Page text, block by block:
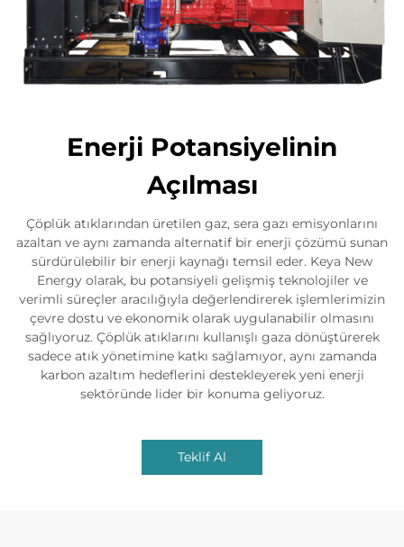
Enerji Potansiyelinin
Açılması
Çöplük atıklarından üretilen gaz, sera gazı emisyonlarını
azaltan ve aynı zamanda alternatif bir enerji çözümü sunan
sürdürülebilir bir enerji kaynağı temsil eder. Keya New
Energy olarak, bu potansiyeli gelişmiş teknolojiler ve
verimli süreçler aracılığıyla değerlendirerek işlemlerimizin
çevre dostu ve ekonomik olarak uygulanabilir olmasını
sağlıyoruz. Çöplük atıklarını kullanışlı gaza dönüştürerek
sadece atık yönetimine katkı sağlamıyor, aynı zamanda
karbon azaltım hedeflerini destekleyerek yeni enerji
sektöründe lider bir konuma geliyoruz.
Teklif Al